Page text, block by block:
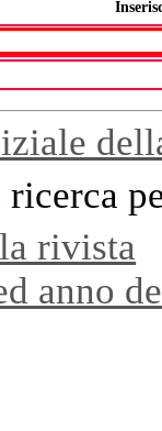
ricerca
rivista
anno